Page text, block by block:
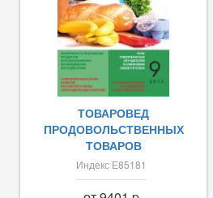
ТОВАРОВЕД
ПРОДОВОЛЬСТВЕННЫХ
ТОВАРОВ
Индекс Е85181